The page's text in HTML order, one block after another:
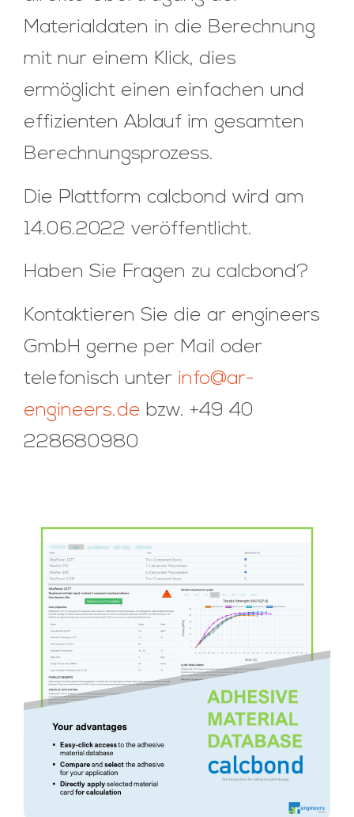
Materialdaten in die Berechnung
mit nur einem Klick, dies
ermöglicht einen einfachen und
effizienten Ablauf im gesamten
Berechnungsprozess.
Die Plattform calcbond wird am
14.06.2022 veröffentlicht.
Haben Sie Fragen zu calcbond?
Kontaktieren Sie die ar engineers
GmbH gerne per Mail oder
telefonisch unter info@ar-
engineers.de bzw. +49 40
228680980